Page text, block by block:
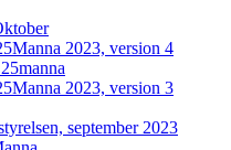
2023, version 4
2023, version 3
september 2023